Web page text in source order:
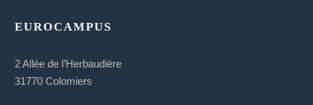
EUROCAMPUS
2 Allée de l’Herbaudière
31770 Colomiers